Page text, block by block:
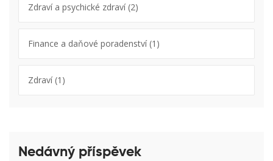
Zdraví a psychické zdraví(2)
Finance a daňové poradenství(1)
Zdraví(1)
Nedávný příspěvek